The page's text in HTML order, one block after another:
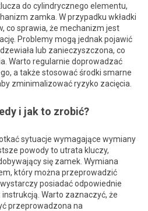
do cylindrycznego elementu,
zamka. W przypadku wkładki
co sprawia, że mechanizm jest
Problemy mogą jednak pojawić
lub zanieczyszczona, co
Warto regularnie doprowadzać
a także stosować środki smarne
zminimalizować ryzyko zacięcia.
i jak to zrobić?
sytuacje wymagające wymiany
powody to utrata kluczy,
się zamek. Wymiana
który można przeprowadzić
posiadać odpowiednie
Warto zaznaczyć, że
przeprowadzona na